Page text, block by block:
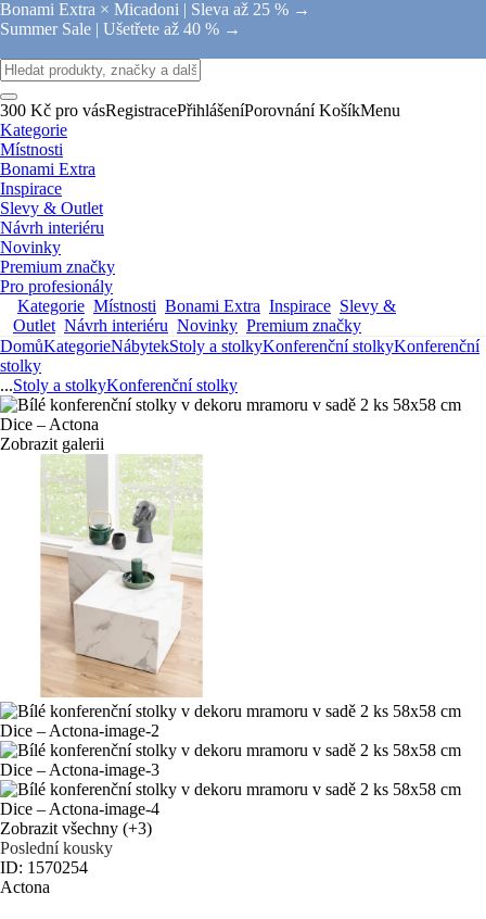
Bonami Extra × Micadoni | Sleva až 25 % →
Summer Sale | Ušetřete až 40 % →
300 Kč pro vásRegistracePřihlášeníPorovnání KošíkMenu
Kategorie
Místnosti
Bonami Extra
Inspirace
Slevy & Outlet
Návrh interiéru
Novinky
Premium značky
Pro profesionály
Kategorie Místnosti Bonami Extra Inspirace Slevy &
Outlet Návrh interiéru Novinky Premium značky
DomůKategorieNábytekStoly a stolkyKonferenční stolkyKonferenční
stolky
...Stoly a stolkyKonferenční stolky
Zobrazit galerii
Zobrazit všechny (+3)
Poslední kousky
ID: 1570254
Actona